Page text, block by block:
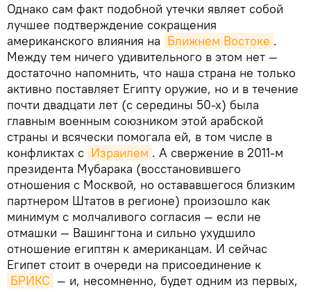
Однако сам факт подобной утечки являет собой
лучшее подтверждение сокращения
американского влияния на Ближнем Востоке .
Между тем ничего удивительного в этом нет —
достаточно напомнить, что наша страна не только
активно поставляет Египту оружие, но и в течение
почти двадцати лет (с середины 50-х) была
главным военным союзником этой арабской
страны и всячески помогала ей, в том числе в
конфликтах с Израилем . А свержение в 2011-м
президента Мубарака (восстановившего
отношения с Москвой, но остававшегося близким
партнером Штатов в регионе) произошло как
минимум с молчаливого согласия — если не
отмашки — Вашингтона и сильно ухудшило
отношение египтян к американцам. И сейчас
Египет стоит в очереди на присоединение к
БРИКС — и, несомненно, будет одним из первых,